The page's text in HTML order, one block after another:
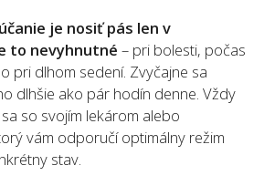
je nosiť pás len v
to nevyhnutné – pri bolesti, počas
pri dlhom sedení. Zvyčajne sa
dlhšie ako pár hodín denne. Vždy
so svojím lekárom alebo
vám odporučí optimálny režim
stav.